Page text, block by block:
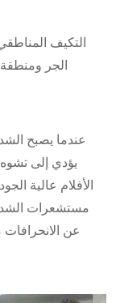
الجر
عندما يصبح
يؤدي إلى
الأفلام عالية
مستشعرات الشد
عن